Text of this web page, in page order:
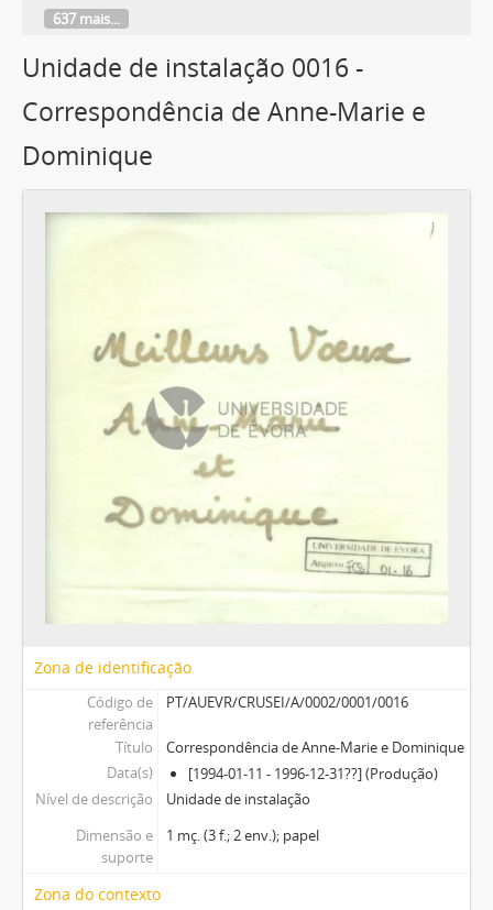
637 mais...
Unidade de instalação 0016 -
Correspondência de Anne-Marie e
Dominique
Zona de identificação
Código de
referência
PT/AUEVR/CRUSEI/A/0002/0001/0016
Título
Correspondência de Anne-Marie e Dominique
Data(s)
[1994-01-11 - 1996-12-31??] (Produção)
Nível de descrição
Unidade de instalação
Dimensão e
suporte
1 mç. (3 f.; 2 env.); papel
Zona do contexto